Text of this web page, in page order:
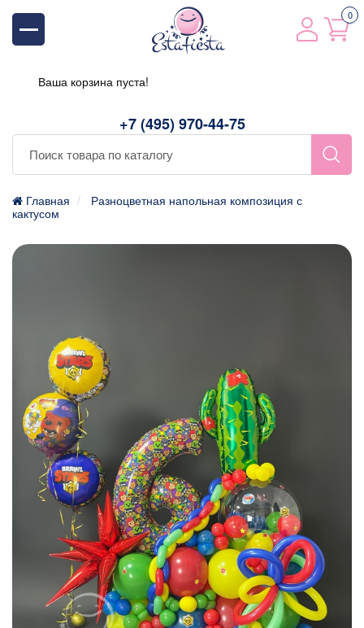
+7 (495) 970-44-75
0
Ваша корзина пуста!
Главная
Разноцветная напольная композиция с
кактусом